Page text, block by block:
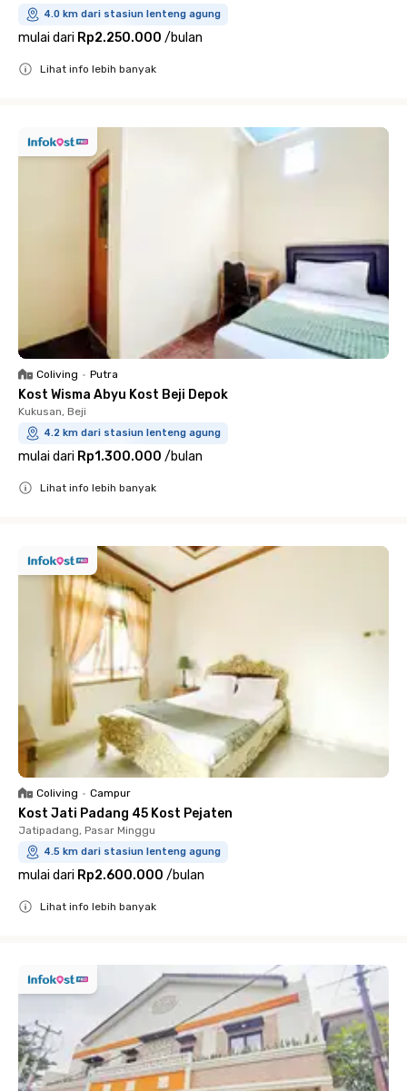
4.0 km dari stasiun lenteng agung
mulai dari Rp2.250.000 /bulan
Lihat info lebih banyak
Coliving • Putra
Kost Wisma Abyu Kost Beji Depok
Kukusan, Beji
4.2 km dari stasiun lenteng agung
mulai dari Rp1.300.000 /bulan
Lihat info lebih banyak
Coliving • Campur
Kost Jati Padang 45 Kost Pejaten
Jatipadang, Pasar Minggu
4.5 km dari stasiun lenteng agung
mulai dari Rp2.600.000 /bulan
Lihat info lebih banyak